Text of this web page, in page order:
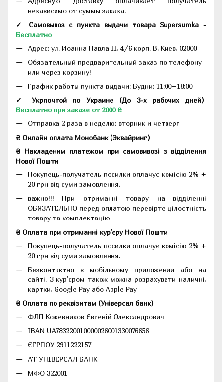
независимо от суммы заказа.
✓ Самовывоз с пункта выдачи товара Supersumka -
Бесплатно
Адрес: ул. Иоанна Павла II, 4/6 корп. В, Киев, 02000
Обязательный предварительный заказ по телефону
или через корзину!
График работы пункта выдачи: Будни: 11:00–18:00
✓ Укрпочтой по Украине (До 3-х рабочих дней)
Бесплатно при заказе от 2000 ₴
Отправка 2 раза в неделю: вторник и четверг
₴ Онлайн оплата Монобанк (Эквайринг)
₴ Накладеним платежом при самовивозі з відділення
Нової Пошти
Покупець-получатель посилки оплачує комісію 2% +
20 грн від суми замовлення.
важно!!! При отриманні товару на відділенні
ОБЯЗАТЕЛЬНО перед оплатою перевірте цілостність
товару та комплектацію.
₴ Оплата при отриманні кур'єру Нової Пошти
Покупець-получатель посилки оплачує комісію 2% +
20 грн від суми замовлення.
Безконтактно в мобільному приложении або на
сайті. З кур'єром також можна розрахувати наличні,
картки, Google Pay або Apple Pay
₴ Оплата по реквізитам (Універсал банк)
ФЛП Кожевников Євгеній Олександрович
IBAN UA783220010000026001330076656
ЄГРПОУ 2911222157
АТ УНІВЕРСАЛ БАНК
МФО 322001